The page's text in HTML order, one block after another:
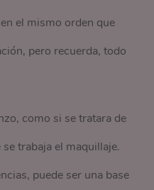
el mismo orden que
pero recuerda, todo
como si se tratara de
trabaja el maquillaje.
puede ser una base